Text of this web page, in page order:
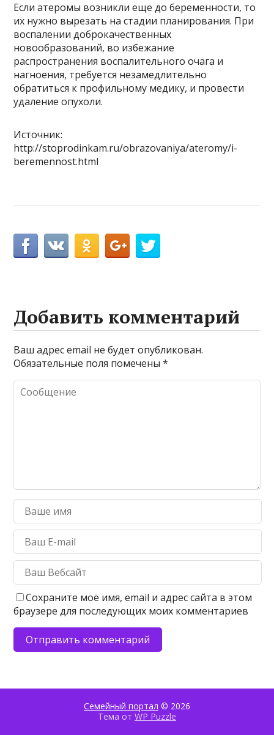
Если атеромы возникли еще до беременности, то
их нужно вырезать на стадии планирования. При
воспалении доброкачественных
новообразований, во избежание
распространения воспалительного очага и
нагноения, требуется незамедлительно
обратиться к профильному медику, и провести
удаление опухоли.
Источник:
http://stoprodinkam.ru/obrazovaniya/ateromy/i-
beremennost.html
Добавить комментарий
Ваш адрес email не будет опубликован.
Обязательные поля помечены*
Сохраните моё имя, email и адрес сайта в этом
браузере для последующих моих комментариев
Семейный портал © 2026
Тема от WP Puzzle